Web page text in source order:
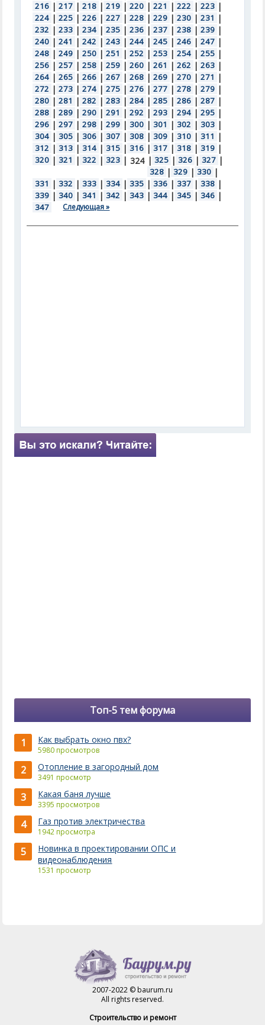
216 | 217 | 218 | 219 | 220 | 221 | 222 | 223 |
224 | 225 | 226 | 227 | 228 | 229 | 230 | 231 |
232 | 233 | 234 | 235 | 236 | 237 | 238 | 239 |
240 | 241 | 242 | 243 | 244 | 245 | 246 | 247 |
248 | 249 | 250 | 251 | 252 | 253 | 254 | 255 |
256 | 257 | 258 | 259 | 260 | 261 | 262 | 263 |
264 | 265 | 266 | 267 | 268 | 269 | 270 | 271 |
272 | 273 | 274 | 275 | 276 | 277 | 278 | 279 |
280 | 281 | 282 | 283 | 284 | 285 | 286 | 287 |
288 | 289 | 290 | 291 | 292 | 293 | 294 | 295 |
296 | 297 | 298 | 299 | 300 | 301 | 302 | 303 |
304 | 305 | 306 | 307 | 308 | 309 | 310 | 311 |
312 | 313 | 314 | 315 | 316 | 317 | 318 | 319 |
320 | 321 | 322 | 323 | 324 | 325 | 326 | 327 |
328 | 329 | 330 |
331 | 332 | 333 | 334 | 335 | 336 | 337 | 338 |
339 | 340 | 341 | 342 | 343 | 344 | 345 | 346 |
347 Следующая »
Топ-5 тем форума
1 Как выбрать окно пвх?
5980 просмотров
2 Отопление в загородный дом
3491 просмотр
3 Какая баня лучше
3395 просмотров
4 Газ против электричества
1942 просмотра
5
Новинка в проектировании ОПС и
видеонаблюдения
1531 просмотр
2007-2022 © baurum.ru
All rights reserved.
Строительство и ремонт